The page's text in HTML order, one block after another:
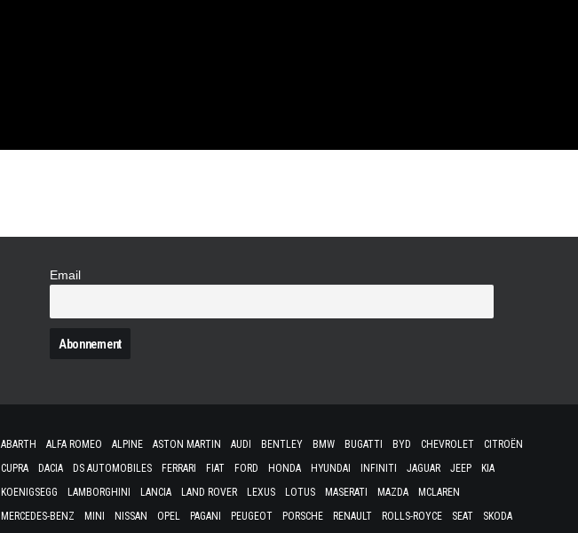
Email
ABARTH ALFA ROMEO ALPINE ASTON MARTIN AUDI BENTLEY BMW BUGATTI BYD CHEVROLET
CITROËN
CUPRA
DACIA DS AUTOMOBILES FERRARI FIAT FORD HONDA HYUNDAI INFINITI JAGUAR JEEP
KIA
KOENIGSEGG
LAMBORGHINI LANCIA LAND ROVER LEXUS LOTUS MASERATI MAZDA
MCLAREN
MERCEDES-BENZ
MINI NISSAN OPEL PAGANI PEUGEOT PORSCHE RENAULT ROLLS-ROYCE SEAT
SKODA